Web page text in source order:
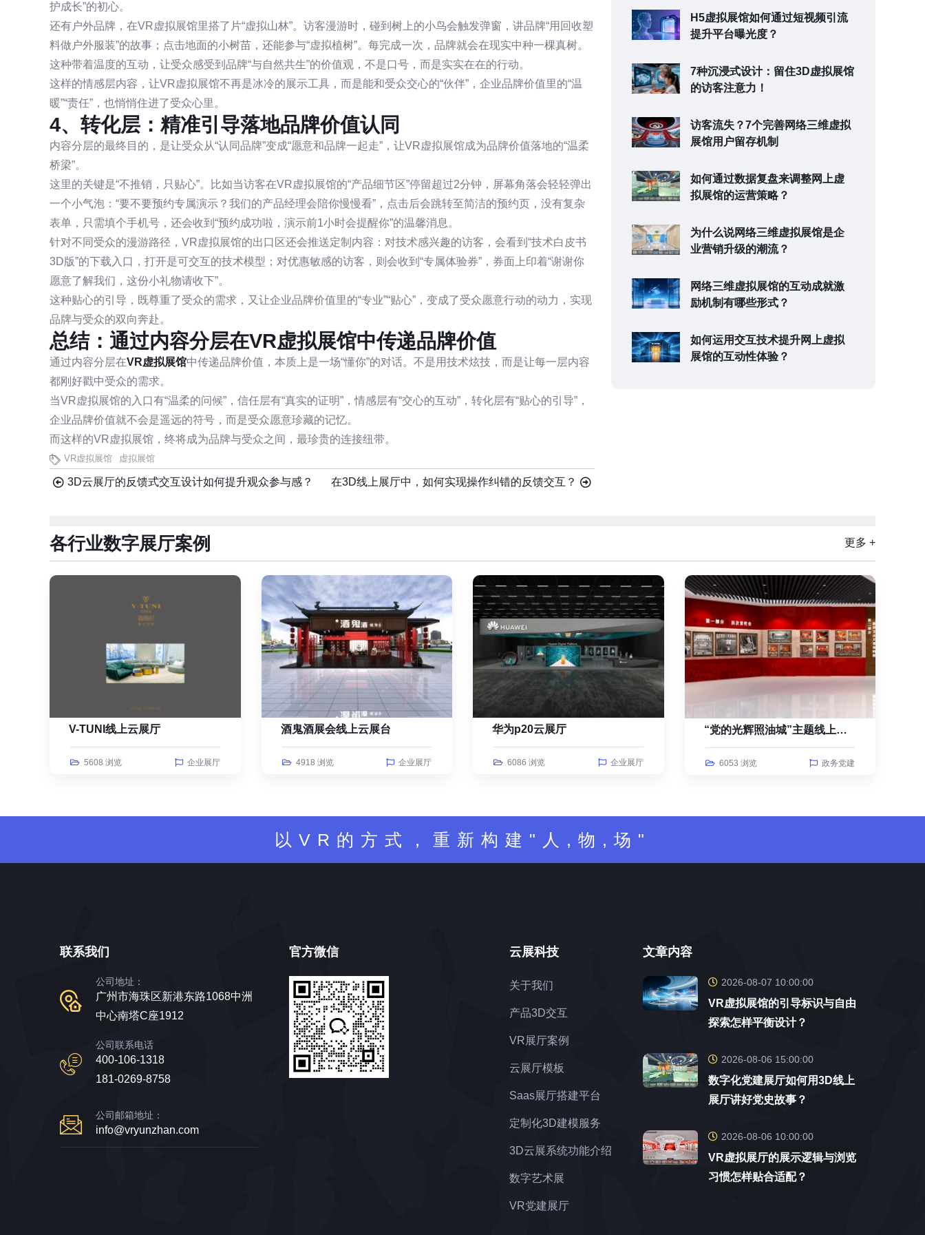
护成长”的初心。
还有户外品牌，在VR虚拟展馆里搭了片“虚拟山林”。访客漫游时，碰到树上的小鸟会触发弹窗，讲品牌“用回收塑
料做户外服装”的故事；点击地面的小树苗，还能参与“虚拟植树”。每完成一次，品牌就会在现实中种一棵真树。
这种带着温度的互动，让受众感受到品牌“与自然共生”的价值观，不是口号，而是实实在在的行动。
这样的情感层内容，让VR虚拟展馆不再是冰冷的展示工具，而是能和受众交心的“伙伴”，企业品牌价值里的“温
暖”“责任”，也悄悄住进了受众心里。
4、转化层：精准引导落地品牌价值认同
内容分层的最终目的，是让受众从“认同品牌”变成“愿意和品牌一起走”，让VR虚拟展馆成为品牌价值落地的“温柔
桥梁”。
这里的关键是“不推销，只贴心”。比如当访客在VR虚拟展馆的“产品细节区”停留超过2分钟，屏幕角落会轻轻弹出
一个小气泡：“要不要预约专属演示？我们的产品经理会陪你慢慢看”，点击后会跳转至简洁的预约页，没有复杂
表单，只需填个手机号，还会收到“预约成功啦，演示前1小时会提醒你”的温馨消息。
针对不同受众的漫游路径，VR虚拟展馆的出口区还会推送定制内容：对技术感兴趣的访客，会看到“技术白皮书
3D版”的下载入口，打开是可交互的技术模型；对优惠敏感的访客，则会收到“专属体验券”，券面上印着“谢谢你
愿意了解我们，这份小礼物请收下”。
这种贴心的引导，既尊重了受众的需求，又让企业品牌价值里的“专业”“贴心”，变成了受众愿意行动的动力，实现
品牌与受众的双向奔赴。
总结：通过内容分层在VR虚拟展馆中传递品牌价值
通过内容分层在VR虚拟展馆中传递品牌价值，本质上是一场“懂你”的对话。不是用技术炫技，而是让每一层内容
都刚好戳中受众的需求。
当VR虚拟展馆的入口有“温柔的问候”，信任层有“真实的证明”，情感层有“交心的互动”，转化层有“贴心的引导”，
企业品牌价值就不会是遥远的符号，而是受众愿意珍藏的记忆。
而这样的VR虚拟展馆，终将成为品牌与受众之间，最珍贵的连接纽带。
VR虚拟展馆 虚拟展馆
3D云展厅的反馈式交互设计如何提升观众参与感？ 在3D线上展厅中，如何实现操作纠错的反馈交互？
H5虚拟展馆如何通过短视频引流
提升平台曝光度？
7种沉浸式设计：留住3D虚拟展馆
的访客注意力！
访客流失？7个完善网络三维虚拟
展馆用户留存机制
如何通过数据复盘来调整网上虚
拟展馆的运营策略？
为什么说网络三维虚拟展馆是企
业营销升级的潮流？
网络三维虚拟展馆的互动成就激
励机制有哪些形式？
如何运用交互技术提升网上虚拟
展馆的互动性体验？
各行业数字展厅案例 更多 +
V-TUNI线上云展厅
5608 浏览 企业展厅
酒鬼酒展会线上云展台
4918 浏览 企业展厅
华为p20云展厅
6086 浏览 企业展厅
“党的光辉照油城”主题线上云展览
6053 浏览 政务党建
以VR的方式，重新构建"人,物,场"
联系我们
公司地址：
广州市海珠区新港东路1068中洲
中心南塔C座1912
公司联系电话
400-106-1318
181-0269-8758
公司邮箱地址：
info@vryunzhan.com
官方微信 云展科技
关于我们
产品3D交互
VR展厅案例
云展厅模板
Saas展厅搭建平台
定制化3D建模服务
3D云展系统功能介绍
数字艺术展
VR党建展厅
文章内容
2026-08-07 10:00:00
VR虚拟展馆的引导标识与自由
探索怎样平衡设计？
2026-08-06 15:00:00
数字化党建展厅如何用3D线上
展厅讲好党史故事？
2026-08-06 10:00:00
VR虚拟展厅的展示逻辑与浏览
习惯怎样贴合适配？